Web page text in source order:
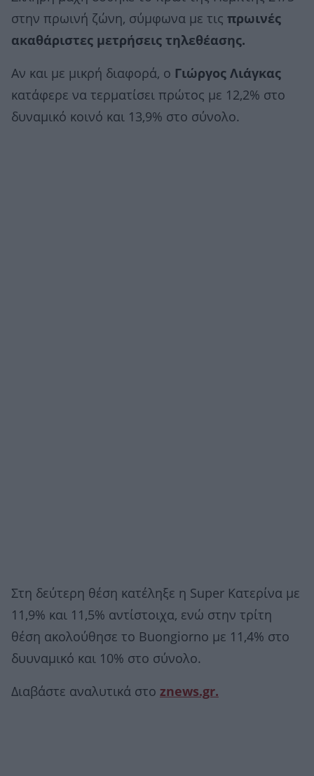
στην πρωινή ζώνη, σύμφωνα με τις πρωινές
ακαθάριστες μετρήσεις τηλεθέασης.
Αν και με μικρή διαφορά, ο Γιώργος Λιάγκας
κατάφερε να τερματίσει πρώτος με 12,2% στο
δυναμικό κοινό και 13,9% στο σύνολο.
Στη δεύτερη θέση κατέληξε η Super Κατερίνα με
11,9% και 11,5% αντίστοιχα, ενώ στην τρίτη
θέση ακολούθησε το Buongiorno με 11,4% στο
δυυναμικό και 10% στο σύνολο.
Διαβάστε αναλυτικά στο znews.gr.